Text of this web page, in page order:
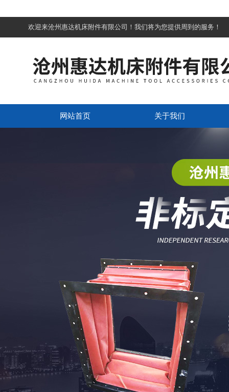
欢迎来沧州惠达机床附件有限公司！我们将为您提供周到的服务！
网站首页 关于我们